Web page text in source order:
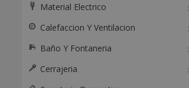
Material Electrico
Calefaccion Y Ventilacion
Baño Y Fontaneria
Cerrajeria